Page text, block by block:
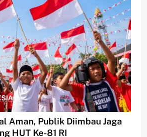
Aman, Publik Diimbau Jaga
HUT Ke-81 RI